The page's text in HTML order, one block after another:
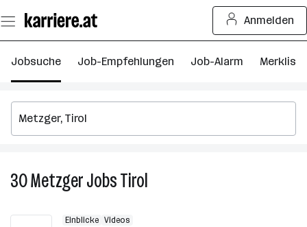
Seiteninhalt
springen
Anmelden
Jobsuche Job-Empfehlungen Job-Alarm Merkliste
30MetzgerJobsTirol
Einblicke Videos